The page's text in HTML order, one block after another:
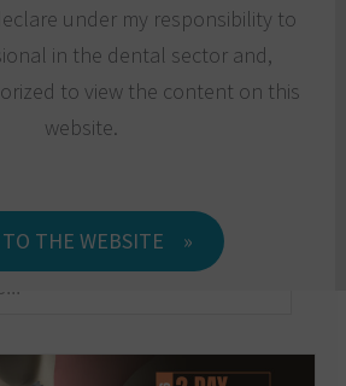
under my responsibility to
in the dental sector and,
to view the content on this
website.
TO THE WEBSITE